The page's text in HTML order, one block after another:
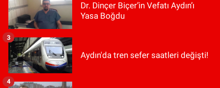
Dr. Dinçer Biçer’in Vefatı Aydın’ı
Yasa Boğdu
Aydın'da tren sefer saatleri değişti!
3
4